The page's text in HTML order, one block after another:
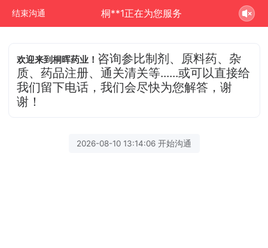
结束沟通 桐**1正在为您服务
欢迎来到桐晖药业！ 咨询参比制剂、原料药、杂
质、药品注册、通关清关等......或可以直接给
我们留下电话，我们会尽快为您解答，谢
谢！
2026-08-10 13:14:06 开始沟通